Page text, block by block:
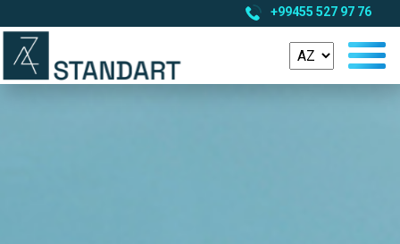
+99455 527 97 76